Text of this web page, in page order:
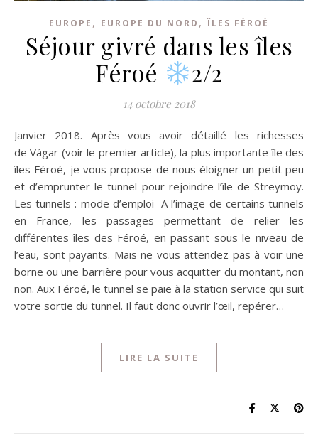
EUROPE , EUROPE DU NORD ,ÎLES FÉROÉ
Séjour givré dans les îles
Féroé
2/2
14 octobre 2018
Janvier 2018. Après vous avoir détaillé les richesses
de Vágar (voir le premier article), la plus importante île des
îles Féroé, je vous propose de nous éloigner un petit peu
et d’emprunter le tunnel pour rejoindre l’île de Streymoy.
Les tunnels : mode d’emploi A l’image de certains tunnels
en France, les passages permettant de relier les
différentes îles des Féroé, en passant sous le niveau de
l’eau, sont payants. Mais ne vous attendez pas à voir une
borne ou une barrière pour vous acquitter du montant, non
non. Aux Féroé, le tunnel se paie à la station service qui suit
votre sortie du tunnel. Il faut donc ouvrir l’œil, repérer…
LIRE LA SUITE